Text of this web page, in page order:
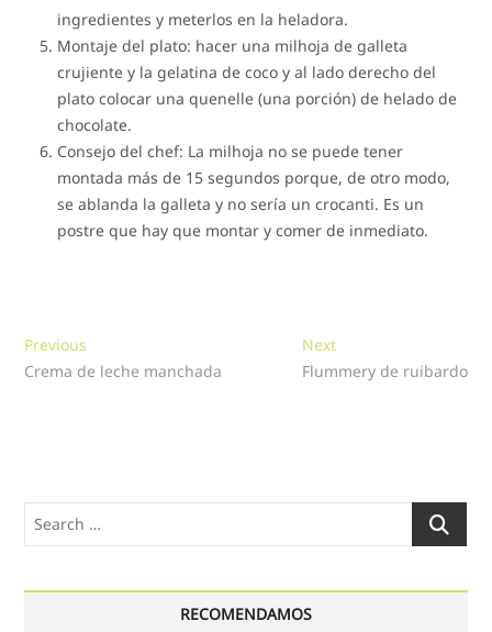
ingredientes y meterlos en la heladora.
Montaje del plato: hacer una milhoja de galleta
crujiente y la gelatina de coco y al lado derecho del
plato colocar una quenelle (una porción) de helado de
chocolate.
Consejo del chef: La milhoja no se puede tener
montada más de 15 segundos porque, de otro modo,
se ablanda la galleta y no sería un crocanti. Es un
postre que hay que montar y comer de inmediato.
Navegación
de
Previous
post:
Crema de leche manchada
NextNext
post:
Flummery de ruibardo
Search
RECOMENDAMOS